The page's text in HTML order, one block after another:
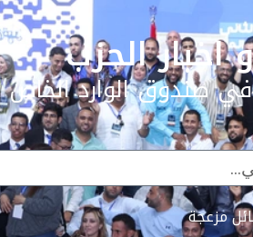
الحزب
صندوق الوارد